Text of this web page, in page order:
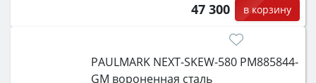
47 300 в корзину
PAULMARK NEXT-SKEW-580 PM885844-
GM вороненная сталь